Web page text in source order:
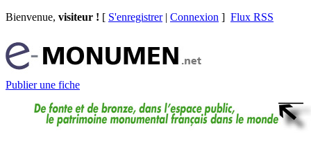
Bienvenue, visiteur ! [ S'enregistrer| Connexion ] Flux RSS
Publier une fiche